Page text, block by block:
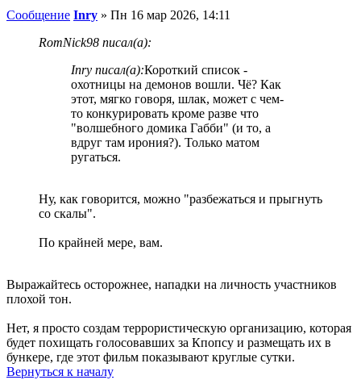
Сообщение Inry » Пн 16 мар 2026, 14:11
RomNick98 писал(а):
Inry писал(а):Короткий список -
охотницы на демонов вошли. Чё? Как
этот, мягко говоря, шлак, может с чем-
то конкурировать кроме разве что
"волшебного домика Габби" (и то, а
вдруг там ирония?). Только матом
ругаться.
Ну, как говорится, можно "разбежаться и прыгнуть
со скалы".
По крайней мере, вам.
Выражайтесь осторожнее, нападки на личность участников
плохой тон.
Нет, я просто создам террористическую организацию, которая
будет похищать голосовавших за Кпопсу и размещать их в
бункере, где этот фильм показывают круглые сутки.
Вернуться к началу